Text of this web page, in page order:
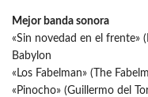
Mejor banda sonora
«Sin novedad en el frente»
Babylon
«Los Fabelman» (The
«Pinocho» (Guillermo del